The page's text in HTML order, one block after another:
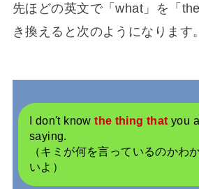
先ほどの英文で「what」を「
き換えると次のようになります。
I don't knowthe thing thatyou
saying.
（キミが何を言っているのかわ
いよ）